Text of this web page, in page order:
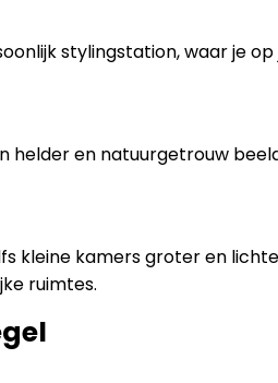
stylingstation, waar je
en natuurgetrouw
kamers groter en
ruimtes.